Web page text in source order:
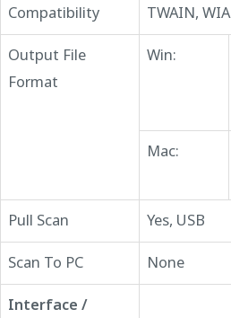
Compatibility
TWAIN, WIA
Output File
Format
Win:
Mac:
Pull Scan
Yes, USB
Scan To PC
None
Interface /